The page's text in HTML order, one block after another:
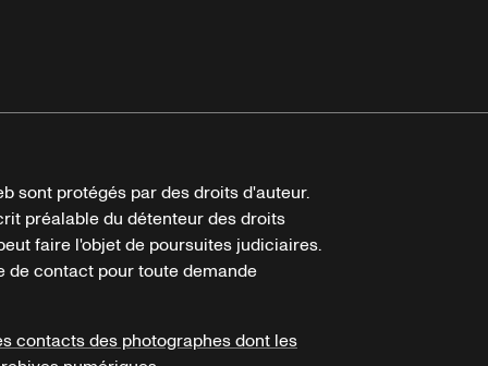
sont protégés par des droits d'auteur.
préalable du détenteur des droits
faire l'objet de poursuites judiciaires.
de contact pour toute demande
contacts des photographes dont les